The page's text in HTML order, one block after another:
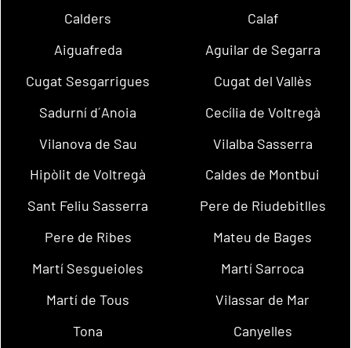
Calders
Calaf
Aiguafreda
Aguilar de Segarra
Cugat Sesgarrigues
Cugat del Vallès
Sadurní d´Anoia
Cecília de Voltregà
Vilanova de Sau
Vilalba Sasserra
Hipòlit de Voltregà
Caldes de Montbui
Sant Feliu Sasserra
Pere de Riudebitlles
Pere de Ribes
Mateu de Bages
Martí Sesgueioles
Martí Sarroca
Martí de Tous
Vilassar de Mar
Tona
Canyelles